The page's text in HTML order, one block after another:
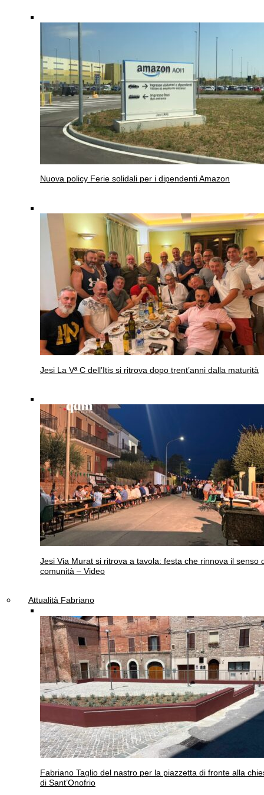
Nuova policy Ferie solidali per i dipendenti Amazon
Jesi La Vª C dell’Itis si ritrova dopo trent’anni dalla maturità
Jesi Via Murat si ritrova a tavola: festa che rinnova il senso
comunità – Video
Attualità Fabriano
Fabriano Taglio del nastro per la piazzetta di fronte alla
di Sant’Onofrio